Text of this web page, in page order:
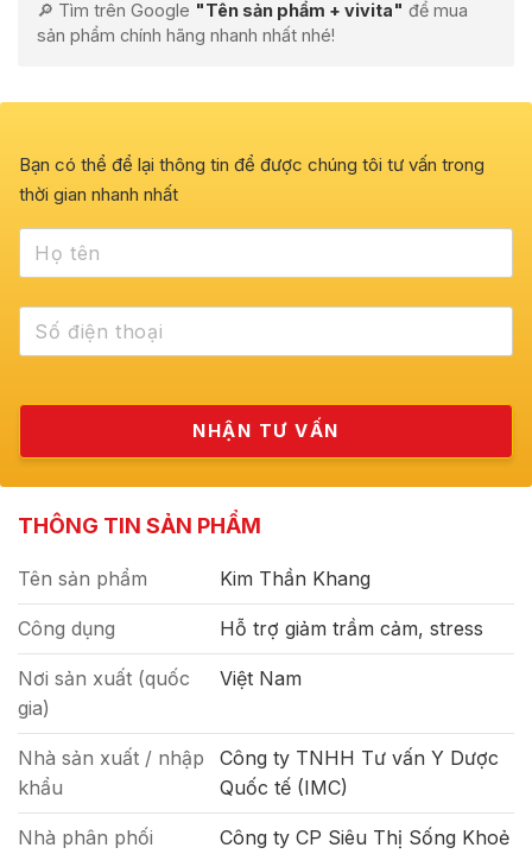
🔎 Tìm trên Google "Tên sản phẩm + vivita" để mua
sản phẩm chính hãng nhanh nhất nhé!
Bạn có thể để lại thông tin để được chúng tôi tư vấn trong
thời gian nhanh nhất
THÔNG TIN SẢN PHẨM
Tên sản phẩm Kim Thần Khang
Công dụng Hỗ trợ giảm trầm cảm, stress
Nơi sản xuất (quốc
gia)
Việt Nam
Nhà sản xuất / nhập
khẩu
Công ty TNHH Tư vấn Y Dược
Quốc tế (IMC)
Nhà phân phối Công ty CP Siêu Thị Sống Khoẻ